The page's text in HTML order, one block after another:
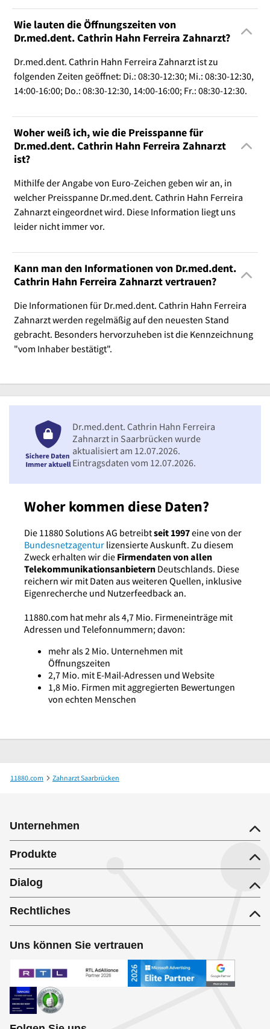
Wie lauten die Öffnungszeiten von
Dr.med.dent. Cathrin Hahn Ferreira Zahnarzt?
Dr.med.dent. Cathrin Hahn Ferreira Zahnarzt ist zu
folgenden Zeiten geöffnet: Di.: 08:30-12:30; Mi.: 08:30-12:30,
14:00-16:00; Do.: 08:30-12:30, 14:00-16:00; Fr.: 08:30-12:30.
Woher weiß ich, wie die Preisspanne für
Dr.med.dent. Cathrin Hahn Ferreira Zahnarzt
ist?
Mithilfe der Angabe von Euro-Zeichen geben wir an, in
welcher Preisspanne Dr.med.dent. Cathrin Hahn Ferreira
Zahnarzt eingeordnet wird. Diese Information liegt uns
leider nicht immer vor.
Kann man den Informationen von Dr.med.dent.
Cathrin Hahn Ferreira Zahnarzt vertrauen?
Die Informationen für Dr.med.dent. Cathrin Hahn Ferreira
Zahnarzt werden regelmäßig auf den neuesten Stand
gebracht. Besonders hervorzuheben ist die Kennzeichnung
"vom Inhaber bestätigt".
Woher kommen diese Daten?
Die 11880 Solutions AG betreibtseit 1997eine von der
Bundesnetzagentur lizensierte Auskunft. Zu diesem
Zweck erhalten wir die Firmendaten von allen
Telekommunikationsanbietern Deutschlands. Diese
reichern wir mit Daten aus weiteren Quellen, inklusive
Eigenrecherche und Nutzerfeedback an.
11880.com hat mehr als 4,7 Mio. Firmeneinträge mit
Adressen und Telefonnummern; davon:
mehr als 2 Mio. Unternehmen mit
Öffnungszeiten
2,7 Mio. mit E-Mail-Adressen und Website
1,8 Mio. Firmen mit aggregierten Bewertungen
von echten Menschen
Dr.med.dent. Cathrin Hahn Ferreira
Zahnarzt in Saarbrücken wurde
aktualisiert am 12.07.2026.
Eintragsdaten vom 12.07.2026.
11880.com
Zahnarzt Saarbrücken
Unternehmen
Produkte
Dialog
Rechtliches
Uns können Sie vertrauen